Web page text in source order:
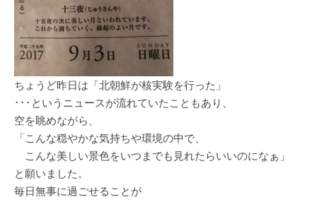
ちょうど昨日は「北朝鮮が核実験を行った」
･･･というニュースが流れていたこともあり、
空を眺めながら、
「こんな穏やかな気持ちや環境の中で、
こんな美しい景色をいつまでも見れたらいいのになぁ」
と願いました。
毎日無事に過ごせることが